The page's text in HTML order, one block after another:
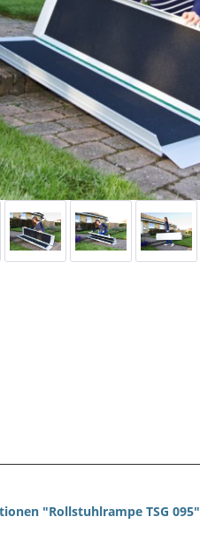
"Rollstuhlrampe TSG 095"